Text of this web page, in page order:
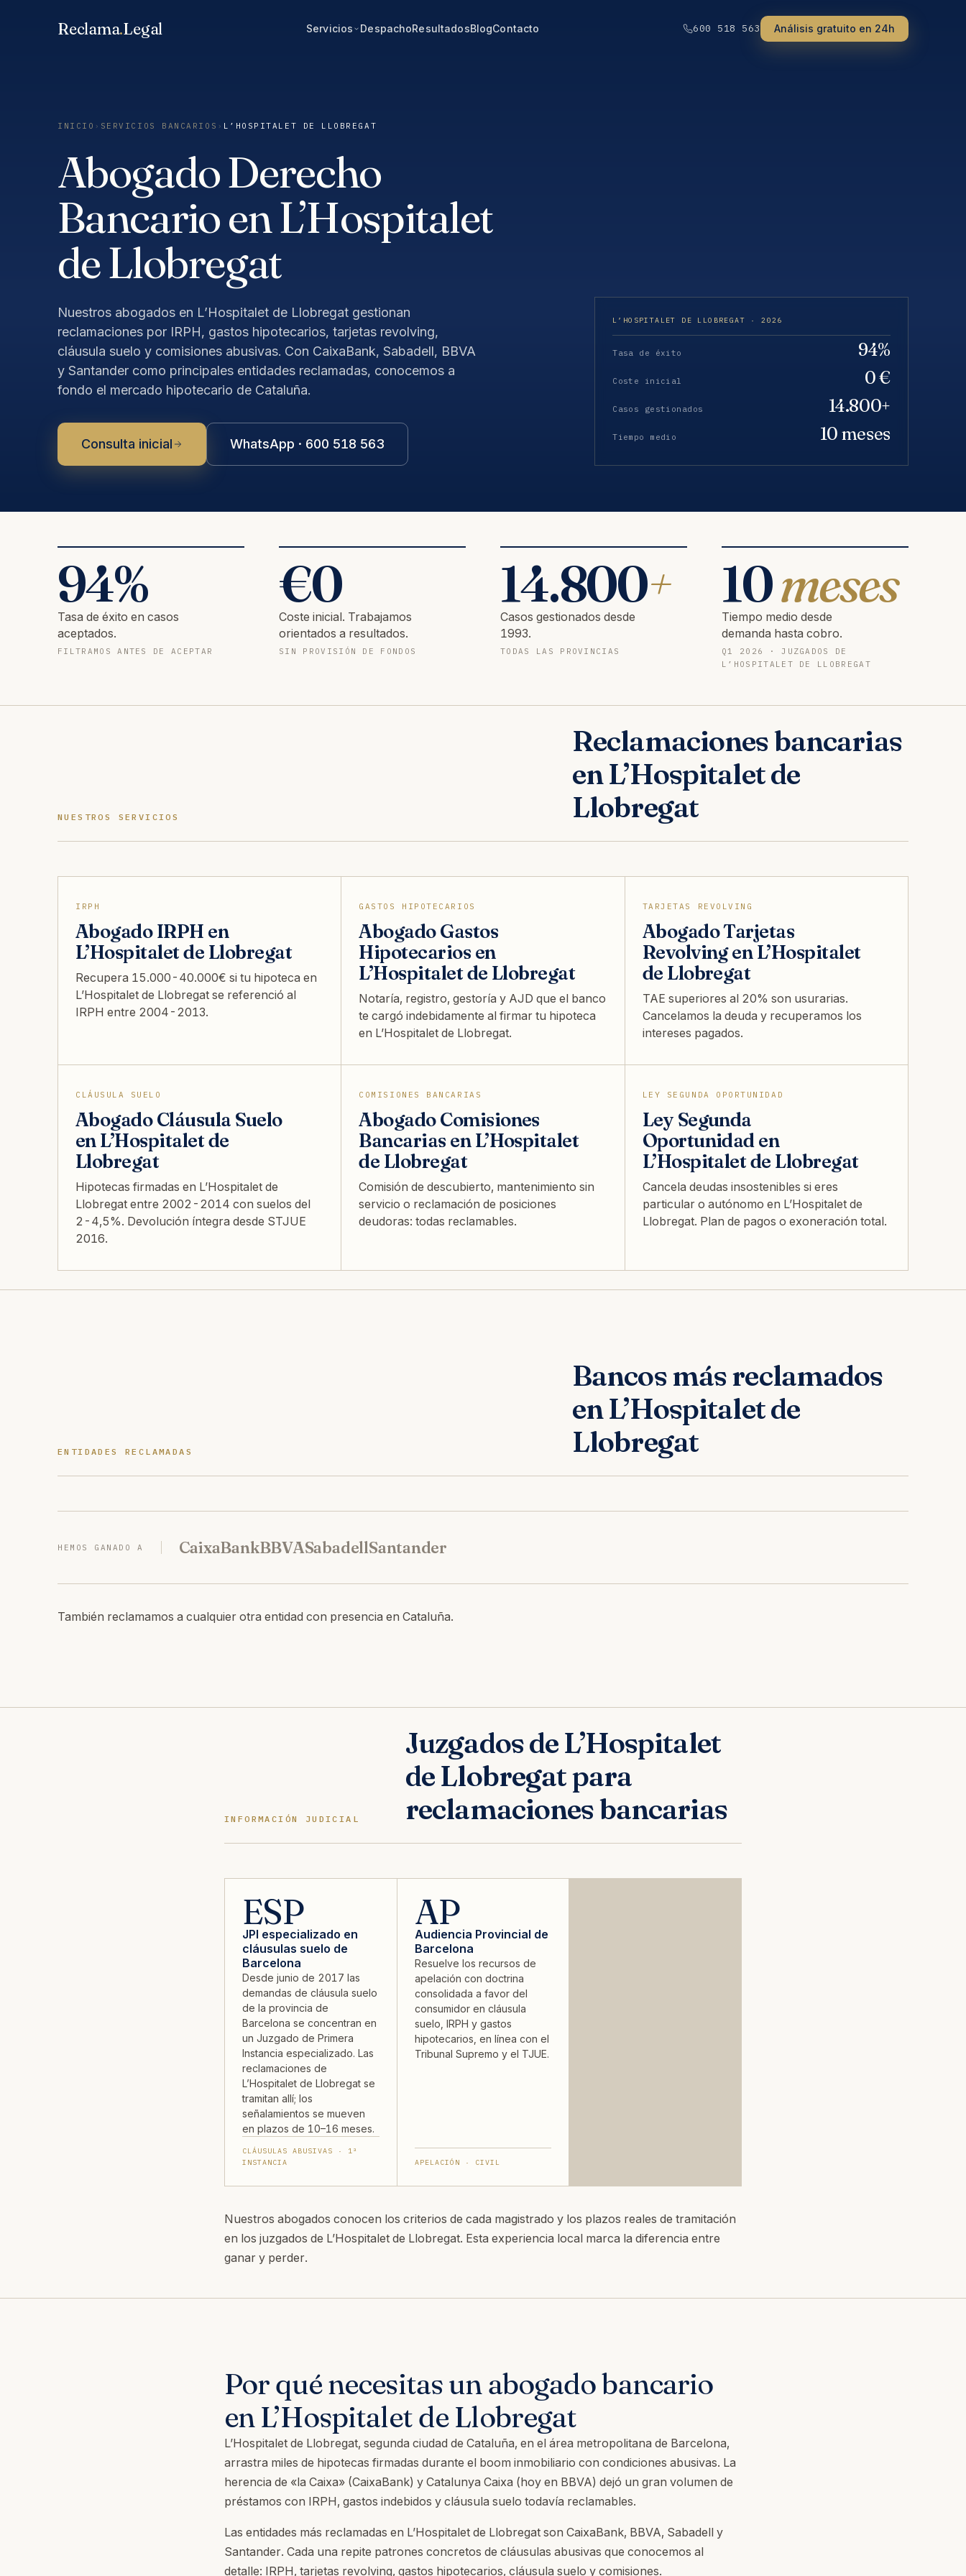
Reclama.Legal Servicios DespachoResultadosBlogContacto 600 518 563 Análisis gratuito en 24h
INICIO › SERVICIOS BANCARIOS › L’HOSPITALET DE LLOBREGAT
Abogado Derecho
Bancario en L’Hospitalet
de Llobregat
Nuestros abogados en L’Hospitalet de Llobregat gestionan
reclamaciones por IRPH, gastos hipotecarios, tarjetas revolving,
cláusula suelo y comisiones abusivas. Con CaixaBank, Sabadell, BBVA
y Santander como principales entidades reclamadas, conocemos a
fondo el mercado hipotecario de Cataluña.
Consulta inicial WhatsApp · 600 518 563
L’HOSPITALET DE LLOBREGAT · 2026
Tasa de éxito 94%
Coste inicial 0 €
Casos gestionados 14.800+
Tiempo medio 10 meses
94%
Tasa de éxito en casos
aceptados.
FILTRAMOS ANTES DE ACEPTAR
€0
Coste inicial. Trabajamos
orientados a resultados.
SIN PROVISIÓN DE FONDOS
14.800+
Casos gestionados desde
1993.
TODAS LAS PROVINCIAS
10meses
Tiempo medio desde
demanda hasta cobro.
Q1 2026 · JUZGADOS DE
L’HOSPITALET DE LLOBREGAT
NUESTROS SERVICIOS
Reclamaciones bancarias
en L’Hospitalet de
Llobregat
IRPH
Abogado IRPH en
L’Hospitalet de Llobregat
Recupera 15.000-40.000€ si tu hipoteca en
L’Hospitalet de Llobregat se referenció al
IRPH entre 2004-2013.
GASTOS HIPOTECARIOS
Abogado Gastos
Hipotecarios en
L’Hospitalet de Llobregat
Notaría, registro, gestoría y AJD que el banco
te cargó indebidamente al firmar tu hipoteca
en L’Hospitalet de Llobregat.
TARJETAS REVOLVING
Abogado Tarjetas
Revolving en L’Hospitalet
de Llobregat
TAE superiores al 20% son usurarias.
Cancelamos la deuda y recuperamos los
intereses pagados.
CLÁUSULA SUELO
Abogado Cláusula Suelo
en L’Hospitalet de
Llobregat
Hipotecas firmadas en L’Hospitalet de
Llobregat entre 2002-2014 con suelos del
2-4,5%. Devolución íntegra desde STJUE
2016.
COMISIONES BANCARIAS
Abogado Comisiones
Bancarias en L’Hospitalet
de Llobregat
Comisión de descubierto, mantenimiento sin
servicio o reclamación de posiciones
deudoras: todas reclamables.
LEY SEGUNDA OPORTUNIDAD
Ley Segunda
Oportunidad en
L’Hospitalet de Llobregat
Cancela deudas insostenibles si eres
particular o autónomo en L’Hospitalet de
Llobregat. Plan de pagos o exoneración total.
ENTIDADES RECLAMADAS
Bancos más reclamados
en L’Hospitalet de
Llobregat
HEMOS GANADO A CaixaBankBBVASabadellSantander
También reclamamos a cualquier otra entidad con presencia en Cataluña.
INFORMACIÓN JUDICIAL
Juzgados de L’Hospitalet
de Llobregat para
reclamaciones bancarias
ESP
JPI especializado en
cláusulas suelo de
Barcelona
Desde junio de 2017 las
demandas de cláusula suelo
de la provincia de
Barcelona se concentran en
un Juzgado de Primera
Instancia especializado. Las
reclamaciones de
L’Hospitalet de Llobregat se
tramitan allí; los
señalamientos se mueven
en plazos de 10–16 meses.
CLÁUSULAS ABUSIVAS · 1ª
INSTANCIA
AP
Audiencia Provincial de
Barcelona
Resuelve los recursos de
apelación con doctrina
consolidada a favor del
consumidor en cláusula
suelo, IRPH y gastos
hipotecarios, en línea con el
Tribunal Supremo y el TJUE.
APELACIÓN · CIVIL
Nuestros abogados conocen los criterios de cada magistrado y los plazos reales de tramitación
en los juzgados de L’Hospitalet de Llobregat. Esta experiencia local marca la diferencia entre
ganar y perder.
Por qué necesitas un abogado bancario
en L’Hospitalet de Llobregat
L’Hospitalet de Llobregat, segunda ciudad de Cataluña, en el área metropolitana de Barcelona,
arrastra miles de hipotecas firmadas durante el boom inmobiliario con condiciones abusivas. La
herencia de «la Caixa» (CaixaBank) y Catalunya Caixa (hoy en BBVA) dejó un gran volumen de
préstamos con IRPH, gastos indebidos y cláusula suelo todavía reclamables.
Las entidades más reclamadas en L’Hospitalet de Llobregat son CaixaBank, BBVA, Sabadell y
Santander. Cada una repite patrones concretos de cláusulas abusivas que conocemos al
detalle: IRPH, tarjetas revolving, gastos hipotecarios, cláusula suelo y comisiones.